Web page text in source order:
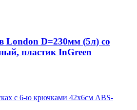
London D=230мм (5л) со
пластик InGreen